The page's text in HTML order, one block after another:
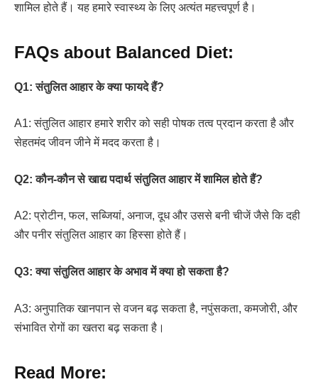
शामिल होते हैं। यह हमारे स्वास्थ्य के लिए अत्यंत महत्त्वपूर्ण है।
FAQs about Balanced Diet:
Q1: संतुलित आहार के क्या फायदे हैं?
A1: संतुलित आहार हमारे शरीर को सही पोषक तत्व प्रदान करता है और
सेहतमंद जीवन जीने में मदद करता है।
Q2: कौन-कौन से खाद्य पदार्थ संतुलित आहार में शामिल होते हैं?
A2: प्रोटीन, फल, सब्जियां, अनाज, दूध और उससे बनी चीजें जैसे कि दही
और पनीर संतुलित आहार का हिस्सा होते हैं।
Q3: क्या संतुलित आहार के अभाव में क्या हो सकता है?
A3: अनुपातिक खानपान से वजन बढ़ सकता है, नपुंसकता, कमजोरी, और
संभावित रोगों का खतरा बढ़ सकता है।
Read More: